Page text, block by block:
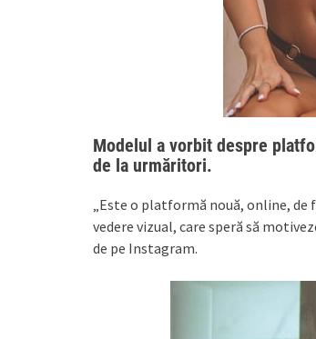
Modelul a vorbit despre
de la urmăritori.
„Este o platformă nouă, online, de
vedere vizual, care speră să
de pe Instagram.